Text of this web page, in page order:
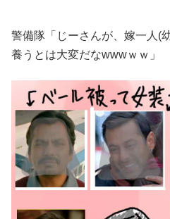
警備隊「じーさんが、嫁一人(
養うとは大変だなwwwｗｗ」